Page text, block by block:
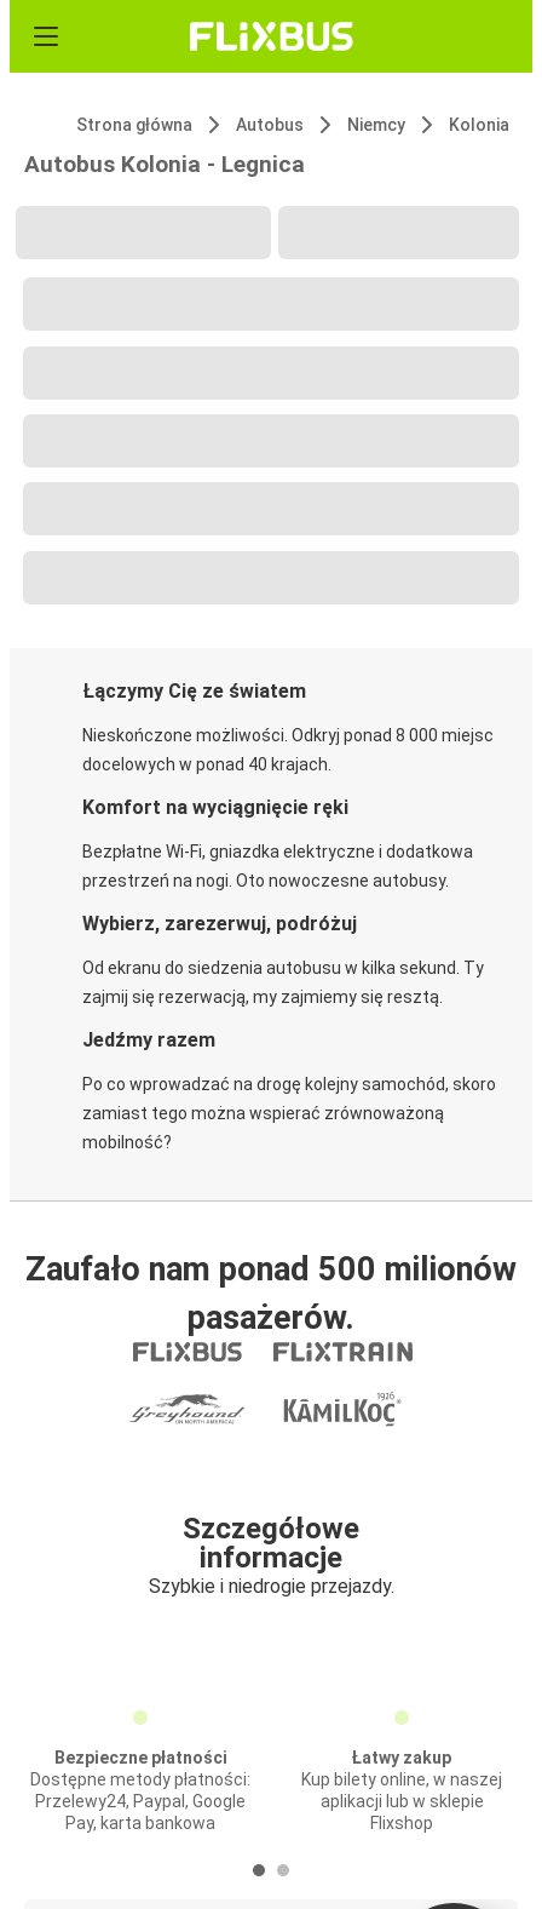
Strona główna Autobus Niemcy Kolonia
Autobus Kolonia - Legnica
Łączymy Cię ze światem
Nieskończone możliwości. Odkryj ponad 8 000 miejsc
docelowych w ponad 40 krajach.
Komfort na wyciągnięcie ręki
Bezpłatne Wi-Fi, gniazdka elektryczne i dodatkowa
przestrzeń na nogi. Oto nowoczesne autobusy.
Wybierz, zarezerwuj, podróżuj
Od ekranu do siedzenia autobusu w kilka sekund. Ty
zajmij się rezerwacją, my zajmiemy się resztą.
Jedźmy razem
Po co wprowadzać na drogę kolejny samochód, skoro
zamiast tego można wspierać zrównoważoną
mobilność?
Zaufało nam ponad 500 milionów
pasażerów.
Szczegółowe
informacje
Szybkie i niedrogie przejazdy.
Bezpieczne płatności
Dostępne metody płatności:
Przelewy24, Paypal, Google
Pay, karta bankowa
Łatwy zakup
Kup bilety online, w naszej
aplikacji lub w sklepie
Flixshop